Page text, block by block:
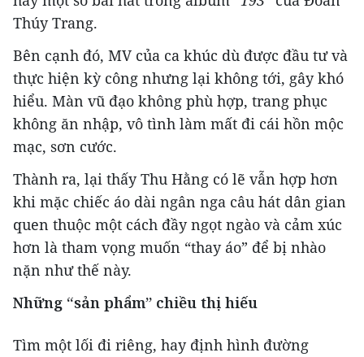
Thúy Trang.
Bên cạnh đó, MV của ca khúc dù được đầu tư và
thực hiện kỳ công nhưng lại không tới, gây khó
hiểu. Màn vũ đạo không phù hợp, trang phục
không ăn nhập, vô tình làm mất đi cái hồn mộc
mạc, sơn cước.
Thành ra, lại thấy Thu Hằng có lẽ vẫn hợp hơn
khi mặc chiếc áo dài ngân nga câu hát dân gian
quen thuộc một cách đầy ngọt ngào và cảm xúc
hơn là tham vọng muốn “thay áo” để bị nhào
nặn như thế này.
Những “sản phẩm” chiều thị hiếu
Tìm một lối đi riêng, hay định hình đường